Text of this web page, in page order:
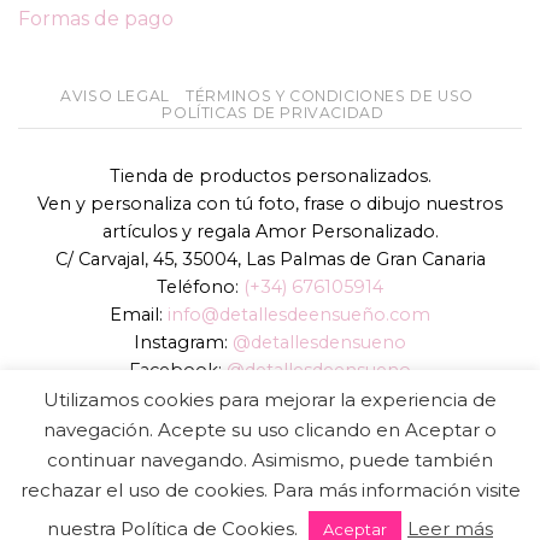
Formas de pago
AVISO LEGAL
TÉRMINOS Y CONDICIONES DE USO
POLÍTICAS DE PRIVACIDAD
Tienda de productos personalizados.
Ven y personaliza con tú foto, frase o dibujo nuestros
artículos y regala Amor Personalizado.
C/ Carvajal, 45, 35004, Las Palmas de Gran Canaria
Teléfono: (+34) 676105914
Email: info@detallesdeensueño.com
Instagram: @detallesdensueno
Facebook: @detallesdeensueno
TikTok: @detallesdensueno
Página web:www.detallesdeensueño.com
Copyright 2026 © DIGALOWEB.COM
Utilizamos cookies para mejorar la experiencia de
navegación. Acepte su uso clicando en Aceptar o
continuar navegando. Asimismo, puede también
rechazar el uso de cookies. Para más información visite
nuestra Política de Cookies.
Aceptar Leer más